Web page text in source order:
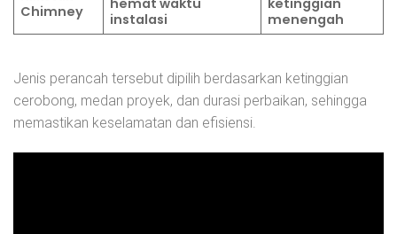
Chimney
hemat waktu
instalasi
ketinggian
menengah
Jenis perancah tersebut dipilih berdasarkan ketinggian
cerobong, medan proyek, dan durasi perbaikan, sehingga
memastikan keselamatan dan efisiensi.